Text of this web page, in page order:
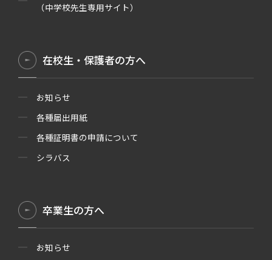
（中学校先生専用サイト）
在校生・保護者の方へ
お知らせ
各種届出用紙
各種証明書の申請について
シラバス
卒業生の方へ
お知らせ